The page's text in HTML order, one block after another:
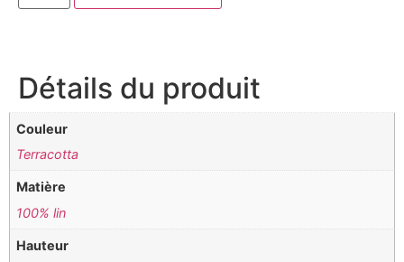
Détails du produit
Couleur
Terracotta
Matière
100% lin
Hauteur